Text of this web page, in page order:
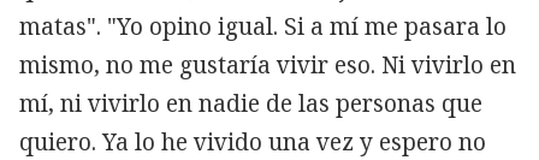
matas". "Yo opino igual. Si a mí me pasara lo
mismo, no me gustaría vivir eso. Ni vivirlo en
mí, ni vivirlo en nadie de las personas que
quiero. Ya lo he vivido una vez y espero no